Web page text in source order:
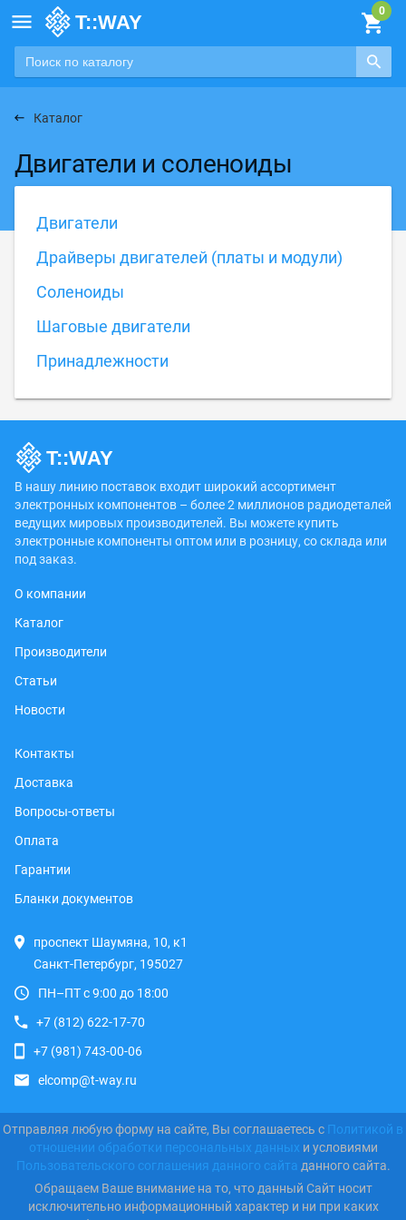

Каталог
Двигатели и соленоиды
Двигатели
Драйверы двигателей (платы и модули)
Соленоиды
Шаговые двигатели
Принадлежности
В нашу линию поставок входит широкий ассортимент
электронных компонентов – более 2 миллионов радиодеталей
ведущих мировых производителей. Вы можете купить
электронные компоненты оптом или в розницу, со склада или
под заказ.
О компании
Каталог
Производители
Статьи
Новости
Контакты
Доставка
Вопросы-ответы
Оплата
Гарантии
Бланки документов
проспект Шаумяна, 10, к1
Санкт-Петербург, 195027
ПН–ПТ с 9:00 до 18:00
+7 (812) 622-17-70
+7 (981) 743-00-06
elcomp@t-way.ru
Отправляя любую форму на сайте, Вы соглашаетесь с Политикой в
отношении обработки персональных данных и условиями
Пользовательского соглашения данного сайта данного сайта.
Обращаем Ваше внимание на то, что данный Сайт носит
исключительно информационный характер и ни при каких